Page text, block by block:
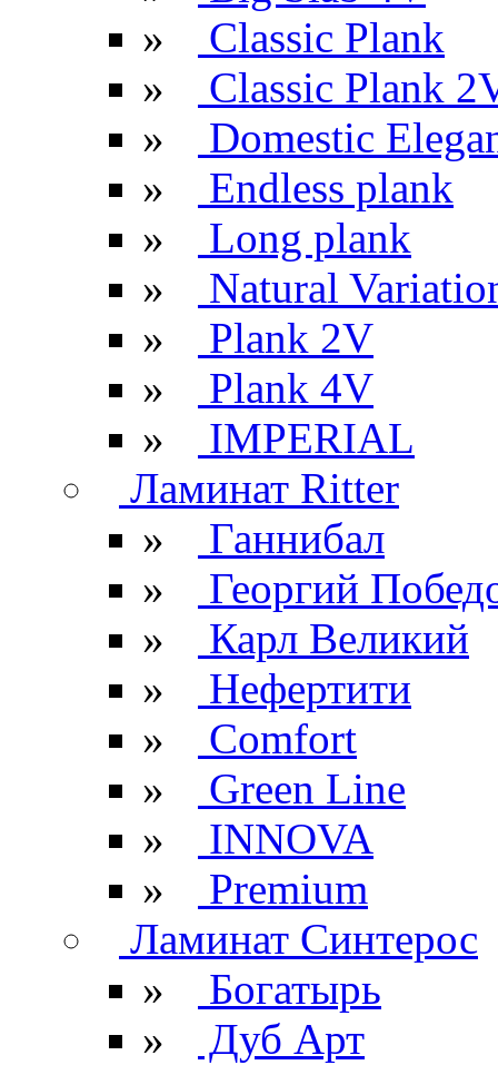
»
Classic Plank
»
Classic Plank
»
Domestic
»
Endless plank
»
Long plank
»
Natural
»
Plank 2V
»
Plank 4V
»
IMPERIAL
Ламинат Ritter
»
Ганнибал
»
Георгий
»
Карл Великий
»
Нефертити
»
Comfort
»
Green Line
»
INNOVA
»
Premium
Ламинат Синтерос
»
Богатырь
»
Дуб Арт